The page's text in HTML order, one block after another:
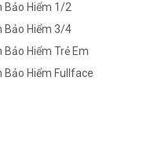
Bảo Hiểm 1/2
Bảo Hiểm 3/4
Bảo Hiểm Trẻ Em
Bảo Hiểm Fullface